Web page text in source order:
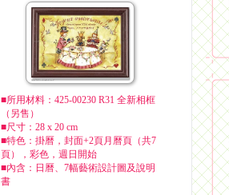
■所用材料：425-00230 R31 全新相框
（另售）
■尺寸：28 x 20 cm
■特色：掛曆，封面+2頁月曆頁（共7
頁），彩色，週日開始
■內含：日曆、7幅藝術設計圖及說明
書